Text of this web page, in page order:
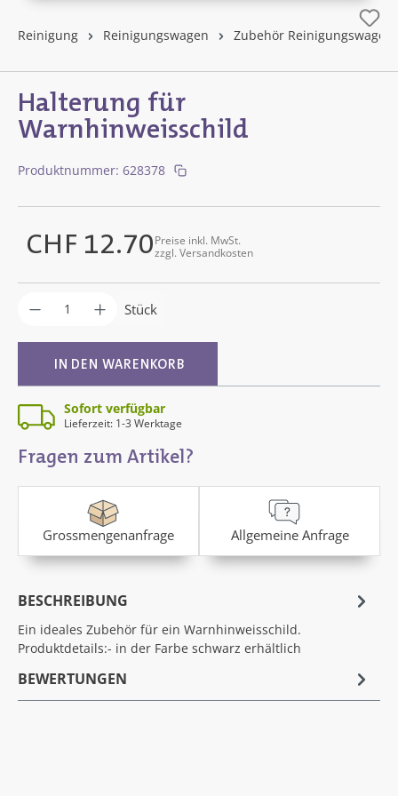
Reinigung Reinigungswagen Zubehör Reinigungswagen
Halterung für
Warnhinweisschild
Regulärer Preis:
CHF 12.70Preise inkl. MwSt.
zzgl. Versandkosten
Produkt Anzahl: Gib den gewünschten
Stück
IN DEN WARENKORB
Sofort verfügbar
Lieferzeit: 1-3 Werktage
Produktnummer: 628378
Fragen zum Artikel?
Grossmengenanfrage Allgemeine Anfrage
BESCHREIBUNG
Ein ideales Zubehör für ein Warnhinweisschild.
Produktdetails:- in der Farbe schwarz erhältlich
BEWERTUNGEN